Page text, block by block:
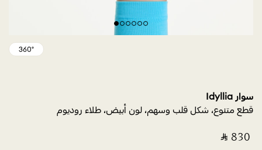
سوار Idyllia
قطع متنوع، شكل قلب وسهم، لون أبيض، طلاء روديوم
‎ ⃁ ⁦830⁩ ‎